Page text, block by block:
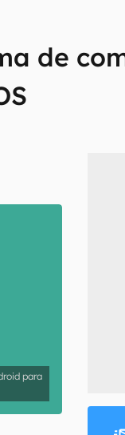
de
e reviews sobre
para